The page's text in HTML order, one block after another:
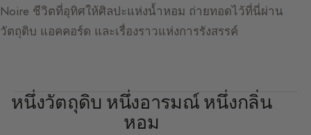
Noire ชีวิตที่อุทิศให้ศิลปะแห่งน้ำหอม ถ่ายทอดไว้ที่นี่ผ่าน
วัตถุดิบ แอคคอร์ด และเรื่องราวแห่งการรังสรรค์
หนึ่งวัตถุดิบ หนึ่งอารมณ์ หนึ่งกลิ่น
หอม